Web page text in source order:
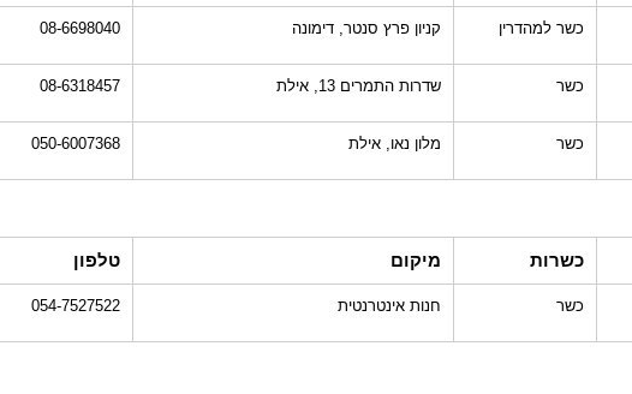
כשר למהדרין קניון פרץ סנטר, דימונה 08-6698040
כשר שדרות התמרים 13, אילת 08-6318457
כשר מלון נאו, אילת 050-6007368
כשרות מיקום טלפון
כשר חנות אינטרנטית 054-7527522